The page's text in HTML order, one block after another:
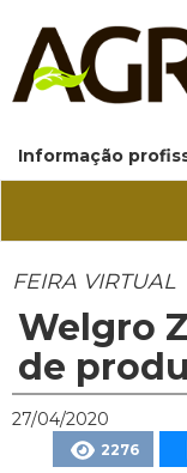
Informação
FEIRA VIRTUAL
Welgro
de
27/04/2020
2276